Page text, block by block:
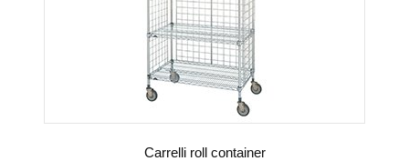
Carrelli roll container